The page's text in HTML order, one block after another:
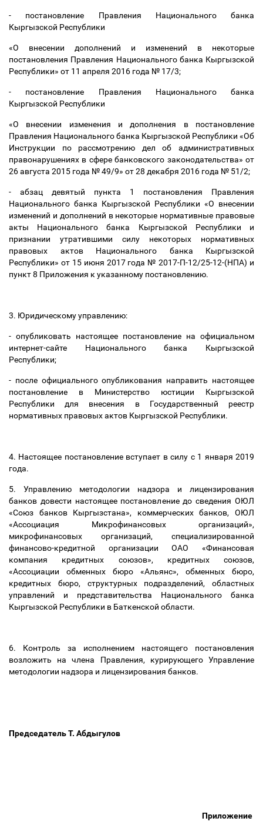
- постановление Правления Национального банка
Кыргызской Республики
«О внесении дополнений и изменений в некоторые
постановления Правления Национального банка Кыргызской
Республики» от 11 апреля 2016 года № 17/3;
- постановление Правления Национального банка
Кыргызской Республики
«О внесении изменения и дополнения в постановление
Правления Национального банка Кыргызской Республики «Об
Инструкции по рассмотрению дел об административных
правонарушениях в сфере банковского законодательства» от
26 августа 2015 года № 49/9» от 28 декабря 2016 года № 51/2;
- абзац девятый пункта 1 постановления Правления
Национального банка Кыргызской Республики «О внесении
изменений и дополнений в некоторые нормативные правовые
акты Национального банка Кыргызской Республики и
признании утратившими силу некоторых нормативных
правовых актов Национального банка Кыргызской
Республики» от 15 июня 2017 года № 2017-П-12/25-12-(НПА) и
пункт 8 Приложения к указанному постановлению.
3. Юридическому управлению:
- опубликовать настоящее постановление на официальном
интернет-сайте Национального банка Кыргызской
Республики;
- после официального опубликования направить настоящее
постановление в Министерство юстиции Кыргызской
Республики для внесения в Государственный реестр
нормативных правовых актов Кыргызской Республики.
4. Настоящее постановление вступает в силу с 1 января 2019
года.
5. Управлению методологии надзора и лицензирования
банков довести настоящее постановление до сведения ОЮЛ
«Союз банков Кыргызстана», коммерческих банков, ОЮЛ
«Ассоциация Микрофинансовых организаций»,
микрофинансовых организаций, специализированной
финансово-кредитной организации ОАО «Финансовая
компания кредитных союзов», кредитных союзов,
«Ассоциации обменных бюро «Альянс», обменных бюро,
кредитных бюро, структурных подразделений, областных
управлений и представительства Национального банка
Кыргызской Республики в Баткенской области.
6. Контроль за исполнением настоящего постановления
возложить начлена Правления, курирующегоУправление
методологии надзора и лицензирования банков.
Председатель Т. Абдыгулов
Приложение